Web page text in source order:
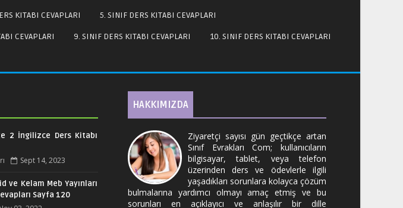
KITABI CEVAPLARI 5. SINIF DERS KITABI CEVAPLARI
CEVAPLARI 9. SINIF DERS KITABI CEVAPLARI 10. SINIF DERS KITABI CEVAPLARI
2 İngilizce Ders Kitabı
Sept 14, 2023
ve Kelam Meb Yayınları
Sayfa 120
HAKKIMIZDA
Ziyaretçi sayısı gün geçtikçe artan
Sınıf Evrakları Com; kullanıcıların
bilgisayar, tablet, veya telefon
üzerinden ders ve ödevlerle ilgili
yaşadıkları sorunlara kolayca çözüm
bulmalarına yardımcı olmayı amaç etmiş ve bu
sorunları en açıklayıcı ve anlaşılır bir dille